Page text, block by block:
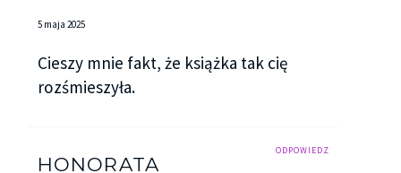
5 maja 2025
Cieszy mnie fakt, że książka tak cię
rozśmieszyła.
ODPOWIEDZ
HONORATA